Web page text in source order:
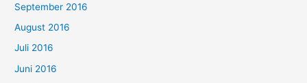
September 2016
August 2016
Juli 2016
Juni 2016